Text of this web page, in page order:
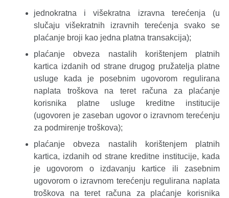
jednokratna i višekratna izravna terećenja (u
slučaju višekratnih izravnih terećenja svako se
plaćanje broji kao jedna platna transakcija);
plaćanje obveza nastalih korištenjem platnih
kartica izdanih od strane drugog pružatelja platne
usluge kada je posebnim ugovorom regulirana
naplata troškova na teret računa za plaćanje
korisnika platne usluge kreditne institucije
(ugovoren je zaseban ugovor o izravnom terećenju
za podmirenje troškova);
plaćanje obveza nastalih korištenjem platnih
kartica, izdanih od strane kreditne institucije, kada
je ugovorom o izdavanju kartice ili zasebnim
ugovorom o izravnom terećenju regulirana naplata
troškova na teret računa za plaćanje korisnika